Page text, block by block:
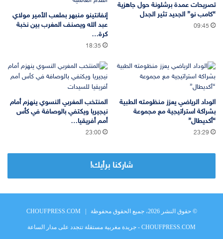
تصريحات عمدة برشلونة حول جاهزية
“كامب نو” الجديد تثير الجدل
09:45
إنفانتينو منبهر بملعب الأمير مولاي
عبد الله ويصنف المغرب بين نخبة
كرة…
18:35
الوداد الرياضي يعزز منظومته الطبية
بشراكة استراتيجية مع مجموعة
“أكديطال”
23:29
المنتخب المغربي النسوي ينهزم أمام
نيجيريا ويكتفي بالوصافة في كأس
أمم أفريقيا…
23:00
شاركنا برأيك!
© حقوق النشر 2026، جميع الحقوق محفوظة | CHOUFPRESS.COM
CHOUFPRESS.COM - جريدة مغربية مستقلة تتجدد على مدار الساعة